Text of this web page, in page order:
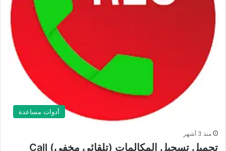
أدوات مساعدة
منذ 3 أشهر
تحميل تسجيل المكالمات (تلقائي مخفي) Call